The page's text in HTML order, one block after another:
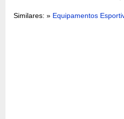
Similares: » Equipamentos